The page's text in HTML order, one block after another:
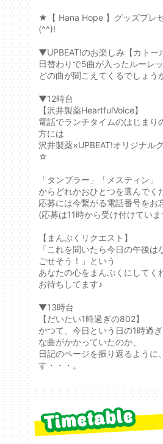
★【 Hana Hope 】グッズプレ
(^^)!
▼UPBEAT!のお楽しみ【カトー
日替わりで5曲が入ったルーレ
どの曲が聞こえてくるでしょう
▼12時台
【沢井製薬HeartfulVoice】
電話でランチタイムのはじまり
方には
沢井製薬×UPBEAT!オリジナル
☆
「タンブラー」「メスティン」
からどれかおひとつを選んでく
応募には今繋がる電話番号をお
(応募は11時から受け付けていま
【まんぷくリクエスト】
「これを聞いたら今日の午後は
ごせそう！」という
あなたの心をまんぷくにしてく
お待ちしてます♪
▼13時台
【だいたい1時過ぎの802】
かつて、今日という日の1時過
な曲がかかっていたのか、
日記のページを振り返るように
す・・・。